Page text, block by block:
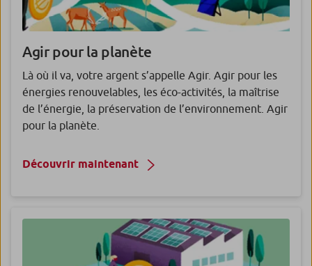
Agir pour la planète
Là où il va, votre argent s’appelle Agir. Agir pour les
énergies renouvelables, les éco-activités, la maîtrise
de l’énergie, la préservation de l’environnement. Agir
pour la planète.
Découvrir maintenant